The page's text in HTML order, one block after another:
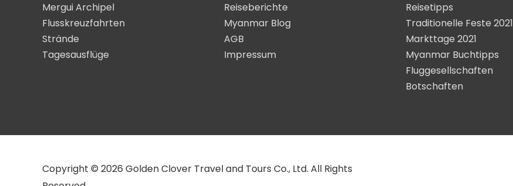
Mergui Archipel
Flusskreuzfahrten
Strände
Tagesausflüge
Reiseberichte
Myanmar Blog
AGB
Impressum
Reisetipps
Traditionelle Feste 2021
Markttage 2021
Myanmar Buchtipps
Fluggesellschaften
Botschaften
Copyright © 2026 Golden Clover Travel and Tours Co., Ltd. All Rights